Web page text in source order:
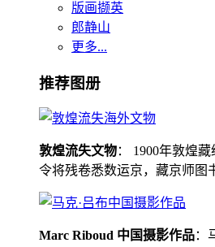
版画撷英
郎静山
更多...
推荐图册
敦煌流失文物： 1900年敦煌
令将残卷悉数运京，藏京师图
Marc Riboud 中国摄影作品：